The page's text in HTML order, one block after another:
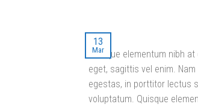
13
Mar
Quisque elementum nibh
eget, sagittis vel enim.
egestas, in porttitor lectus
voluptatum. Quisque